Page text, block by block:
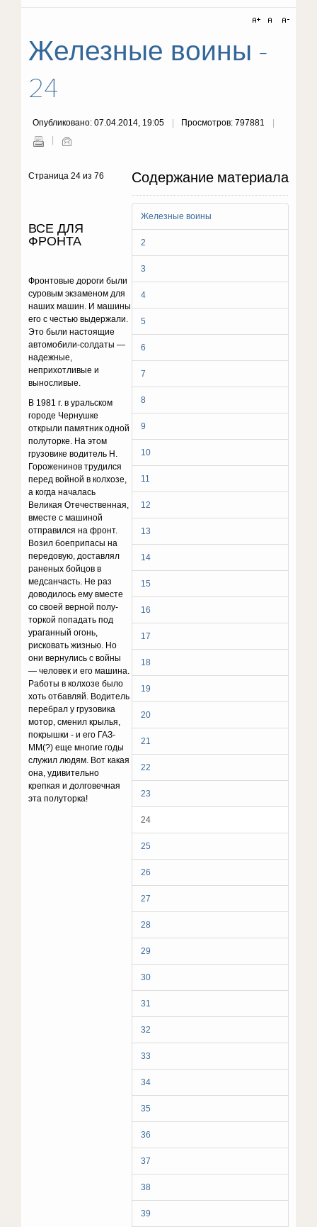
Железные воины -
24
Опубликовано: 07.04.2014, 19:05 Просмотров: 797881
Содержание материала
Железные воины
2
3
4
5
6
7
8
9
10
11
12
13
14
15
16
17
18
19
20
21
22
23
24
25
26
27
28
29
30
31
32
33
34
35
36
37
38
39
Страница 24 из 76
ВСЕ ДЛЯ
ФРОНТА
Фронтовые дороги были
суровым экзаменом для
наших машин. И машины
его с честью выдержали.
Это были настоящие
автомобили-солдаты —
надежные,
неприхотливые и
выносливые.
В 1981 г. в уральском
городе Чернушке
открыли памятник одной
полуторке. На этом
грузовике водитель Н.
Гороженинов трудился
перед войной в колхозе,
а когда началась
Великая Отечественная,
вместе с машиной
отправился на фронт.
Возил боеприпасы на
передовую, доставлял
раненых бойцов в
медсанчасть. Не раз
доводилось ему вместе
со своей верной полу-
торкой попадать под
ураганный огонь,
рисковать жизнью. Но
они вернулись с войны
— человек и его машина.
Работы в колхозе было
хоть отбавляй. Водитель
перебрал у грузовика
мотор, сменил крылья,
покрышки - и его ГАЗ-
ММ(?) еще многие годы
служил людям. Вот какая
она, удивительно
крепкая и долговечная
эта полуторка!